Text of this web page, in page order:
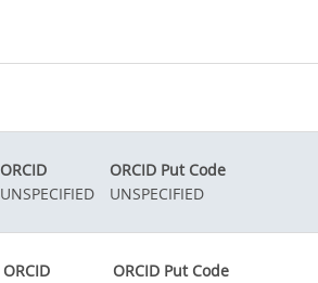
ORCID
ORCID Put Code
UNSPECIFIED UNSPECIFIED
ORCID
ORCID Put Code